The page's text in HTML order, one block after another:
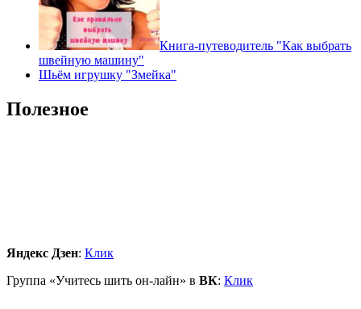
Книга-путеводитель "Как выбрать
швейную машину"
Шьём игрушку "Змейка"
Полезное
Яндекс Дзен: Клик
Группа «Учитесь шить он-лайн» в ВК: Клик